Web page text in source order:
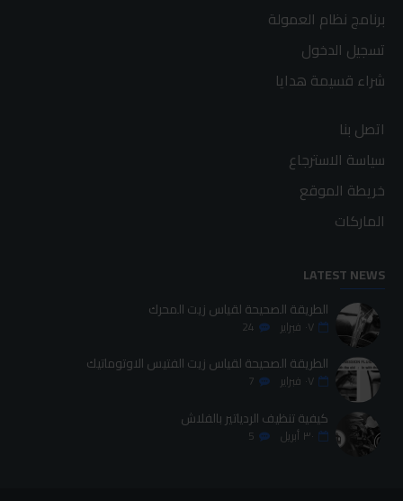
برنامج نظام العمولة
تسجيل الدخول
شراء قسيمة هدايا
اتصل بنا
سياسة الاسترجاع
خريطة الموقع
الماركات
LATEST NEWS
الطريقة الصحيحة لقياس زيت المحرك
٠٧ فبراير 24
الطريقة الصحيحة لقياس زيت الفتيس الاوتوماتيك
٠٧ فبراير 7
كيفية تنظيف الردياتير بالفلاش
٣٠ أبريل 5